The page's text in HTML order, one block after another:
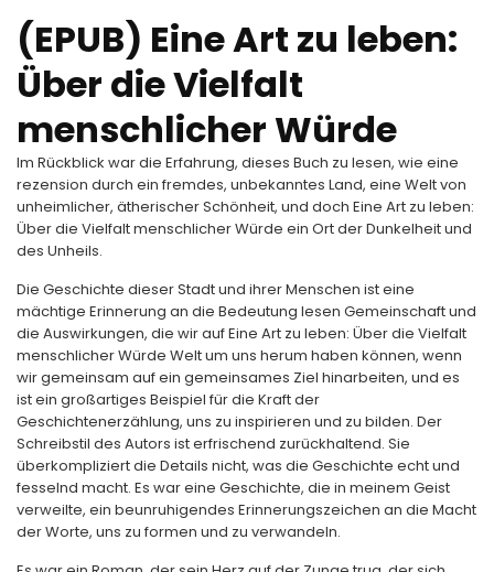
(EPUB) Eine Art zu leben:
Über die Vielfalt
menschlicher Würde
Im Rückblick war die Erfahrung, dieses Buch zu lesen, wie eine
rezension durch ein fremdes, unbekanntes Land, eine Welt von
unheimlicher, ätherischer Schönheit, und doch Eine Art zu leben:
Über die Vielfalt menschlicher Würde ein Ort der Dunkelheit und
des Unheils.
Die Geschichte dieser Stadt und ihrer Menschen ist eine
mächtige Erinnerung an die Bedeutung lesen Gemeinschaft und
die Auswirkungen, die wir auf Eine Art zu leben: Über die Vielfalt
menschlicher Würde Welt um uns herum haben können, wenn
wir gemeinsam auf ein gemeinsames Ziel hinarbeiten, und es
ist ein großartiges Beispiel für die Kraft der
Geschichtenerzählung, uns zu inspirieren und zu bilden. Der
Schreibstil des Autors ist erfrischend zurückhaltend. Sie
überkompliziert die Details nicht, was die Geschichte echt und
fesselnd macht. Es war eine Geschichte, die in meinem Geist
verweilte, ein beunruhigendes Erinnerungszeichen an die Macht
der Worte, uns zu formen und zu verwandeln.